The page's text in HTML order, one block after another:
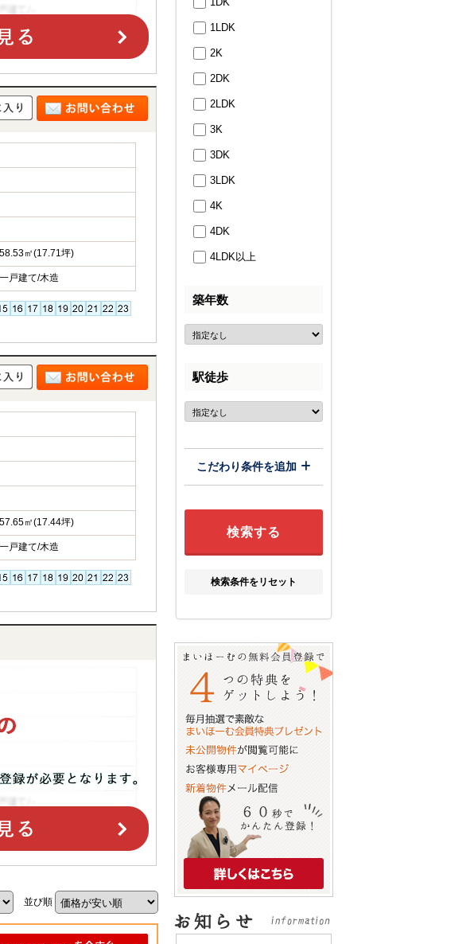
58.53㎡(17.71坪)
一戸建て/木造
57.65㎡(17.44坪)
一戸建て/木造
並び順
1LDK
2K
2DK
2LDK
3K
3DK
3LDK
4K
4DK
4LDK以上
築年数
駅徒歩
こだわり条件を追加
検索条件をリセット